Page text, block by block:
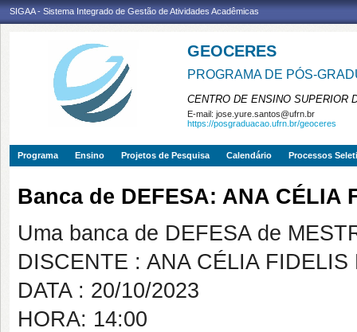
SIGAA - Sistema Integrado de Gestão de Atividades Acadêmicas
GEOCERES
PROGRAMA DE PÓS-
CENTRO DE ENSINO SUPERIOR
E-mail: jose.yure.santos@ufrn.br
https://posgraduacao.ufrn.br/geoceres
Programa Ensino Projetos de Pesquisa Calendário Processos
Banca de DEFESA: ANA CÉLIA
Uma banca de DEFESA de
DISCENTE : ANA CÉLIA FIDELIS
DATA : 20/10/2023
HORA: 14:00